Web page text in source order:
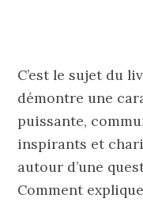
C’est le sujet du
démontre une
puissante,
inspirants et
autour d’une
Comment